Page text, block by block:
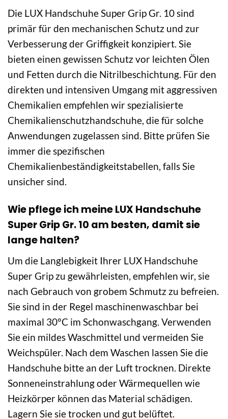
Die LUX Handschuhe Super Grip Gr. 10 sind
primär für den mechanischen Schutz und zur
Verbesserung der Griffigkeit konzipiert. Sie
bieten einen gewissen Schutz vor leichten Ölen
und Fetten durch die Nitrilbeschichtung. Für den
direkten und intensiven Umgang mit aggressiven
Chemikalien empfehlen wir spezialisierte
Chemikalienschutzhandschuhe, die für solche
Anwendungen zugelassen sind. Bitte prüfen Sie
immer die spezifischen
Chemikalienbeständigkeitstabellen, falls Sie
unsicher sind.
Wie pflege ich meine LUX Handschuhe
Super Grip Gr. 10 am besten, damit sie
lange halten?
Um die Langlebigkeit Ihrer LUX Handschuhe
Super Grip zu gewährleisten, empfehlen wir, sie
nach Gebrauch von grobem Schmutz zu befreien.
Sie sind in der Regel maschinenwaschbar bei
maximal 30°C im Schonwaschgang. Verwenden
Sie ein mildes Waschmittel und vermeiden Sie
Weichspüler. Nach dem Waschen lassen Sie die
Handschuhe bitte an der Luft trocknen. Direkte
Sonneneinstrahlung oder Wärmequellen wie
Heizkörper können das Material schädigen.
Lagern Sie sie trocken und gut belüftet.